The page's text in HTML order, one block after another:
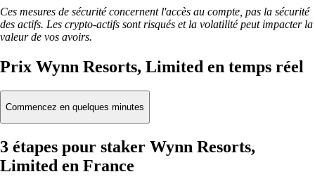
Ces mesures de sécurité concernent l'accès au compte, pas la sécurité
des actifs. Les crypto-actifs sont risqués et la volatilité peut impacter la
valeur de vos avoirs.
Prix Wynn Resorts, Limited en temps réel
Commencez en quelques minutes
3 étapes pour staker Wynn Resorts,
Limited en France